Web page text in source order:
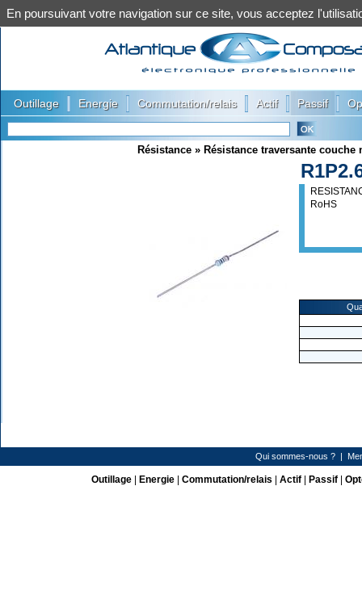
Outillage Energie Commutation/relais Actif Passif
Résistance » Résistance traversante couche
RoHS
Qui sommes-nous ?|
Outillage| Energie| Commutation/relais Actif| Passif|
En poursuivant votre navigation sur ce site, vous acceptez